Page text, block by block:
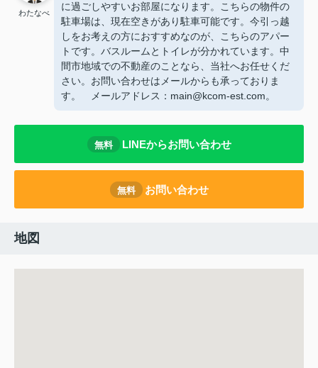
わたなべ
に過ごしやすいお部屋になります。こちらの物件の
駐車場は、現在空きがあり駐車可能です。今引っ越
しをお考えの方におすすめなのが、こちらのアパー
トです。バスルームとトイレが分かれています。中
間市地域での不動産のことなら、当社へお任せくだ
さい。お問い合わせはメールからも承っておりま
す。 メールアドレス：main@kcom-est.com。
無料 LINEからお問い合わせ
無料 お問い合わせ
地図